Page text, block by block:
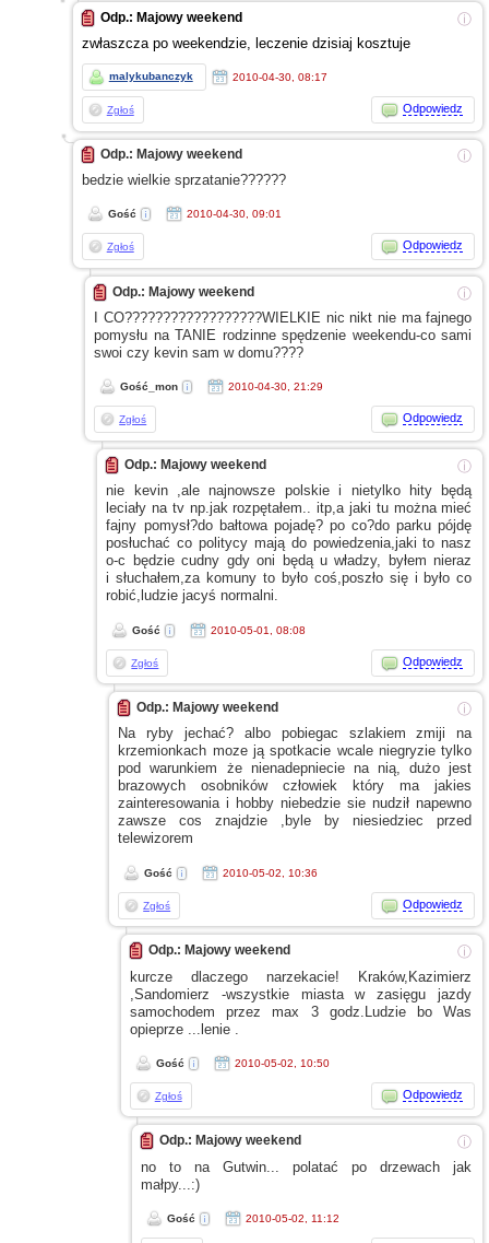
ⓘ
Odp.: Majowy weekend
zwłaszcza po weekendzie, leczenie dzisiaj kosztuje
malykubanczyk 2010-04-30, 08:17
Zgłoś Odpowiedz
ⓘ
Odp.: Majowy weekend
bedzie wielkie sprzatanie??????
Gość 2010-04-30, 09:01
Zgłoś Odpowiedz
ⓘ
Odp.: Majowy weekend
I CO??????????????????WIELKIE nic nikt nie ma fajnego
pomysłu na TANIE rodzinne spędzenie weekendu-co sami
swoi czy kevin samw domu????
Gość_mon 2010-04-30, 21:29
Zgłoś Odpowiedz
ⓘ
Odp.: Majowy weekend
nie kevin ,ale najnowsze polskiei nietylkohity będą
leciały na tv np.jak rozpętałem.. itp,a jaki tu można mieć
fajny pomysł?do bałtowa pojadę? po co?do parku pójdę
posłuchać co politycy mają do powiedzenia,jaki to nasz
o-c będzie cudny gdy oni będą u władzy, byłem nieraz
i słuchałem,zakomuny to było coś,poszło się i było co
robić,ludzie jacyś normalni.
Gość 2010-05-01, 08:08
Zgłoś Odpowiedz
ⓘ
Odp.: Majowy weekend
Na ryby jechać? albo pobiegac szlakiem zmiji na
krzemionkach moze ją spotkacie wcale niegryzie tylko
pod warunkiem że nienadepniecie na nią, dużo jest
brazowych osobników człowiek który ma jakies
zainteresowaniai hobby niebedzie sie nudził napewno
zawsze cos znajdzie ,byle by niesiedziec przed
telewizorem
Gość 2010-05-02, 10:36
Zgłoś Odpowiedz
ⓘ
Odp.: Majowy weekend
kurcze dlaczego narzekacie! Kraków,Kazimierz
,Sandomierz -wszystkie miastaw zasięgu jazdy
samochodem przez max 3 godz.Ludzie bo Was
opieprze ...lenie .
Gość 2010-05-02, 10:50
Zgłoś Odpowiedz
ⓘ
Odp.: Majowy weekend
no to na Gutwin... polatać po drzewach jak
małpy...:)
Gość 2010-05-02, 11:12